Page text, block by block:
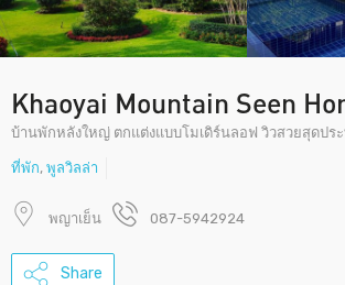
Khaoyai Mountain Seen
บ้านพักหลังใหญ่ ตกแต่งแบบโมเดิร์นลอฟ วิวสวยสุดปร
ที่พัก, พูลวิลล่า
พญาเย็น 087-5942924
Share